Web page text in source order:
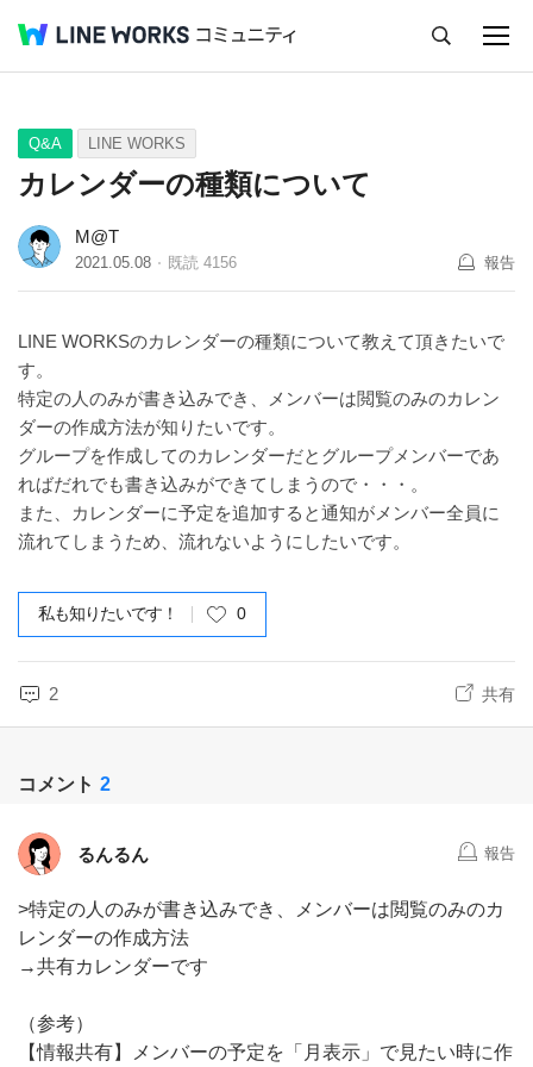
Q&A Tips Ideas
Q&A LINE WORKS
カレンダーの種類について
M@T
2021.05.08 既読 4156 報告
LINE WORKSのカレンダーの種類について教えて頂きたいで
す。
特定の人のみが書き込みでき、メンバーは閲覧のみのカレン
ダーの作成方法が知りたいです。
グループを作成してのカレンダーだとグループメンバーであ
ればだれでも書き込みができてしまうので・・・。
また、カレンダーに予定を追加すると通知がメンバー全員に
流れてしまうため、流れないようにしたいです。
私も知りたいです！ 0
2 共有
コメント 2
るんるん 報告
>特定の人のみが書き込みでき、メンバーは閲覧のみのカ
レンダーの作成方法
→共有カレンダーです
（参考）
【情報共有】メンバーの予定を「月表示」で見たい時に作